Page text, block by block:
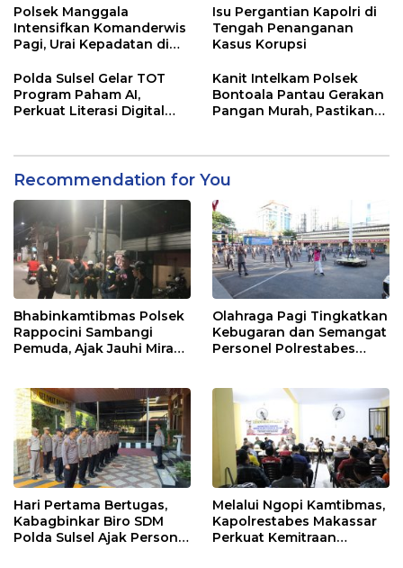
Pentingnya Sinergi
dengan Warga
Polsek Manggala
Intensifkan Komanderwis
Pagi, Urai Kepadatan di
Isu Pergantian Kapolri di
Tengah Penanganan
Kasus Korupsi
Polda Sulsel Gelar TOT
Program Paham AI,
Perkuat Literasi Digital
Kanit Intelkam Polsek
Bontoala Pantau Gerakan
Pangan Murah, Pastikan
Recommendation for You
Bhabinkamtibmas Polsek
Rappocini Sambangi
Pemuda, Ajak Jauhi Miras,
Olahraga Pagi Tingkatkan
Kebugaran dan Semangat
Personel Polrestabes
Hari Pertama Bertugas,
Kabagbinkar Biro SDM
Polda Sulsel Ajak Personel
Melalui Ngopi Kamtibmas,
Kapolrestabes Makassar
Perkuat Kemitraan